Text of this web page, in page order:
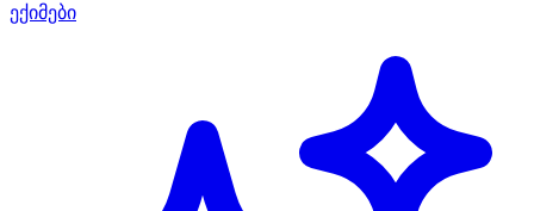
ექიმები